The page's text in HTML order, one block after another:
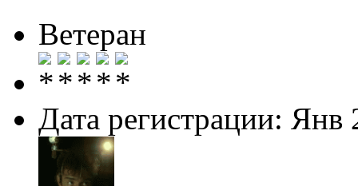
Ветеран
Дата регистрации: Янв